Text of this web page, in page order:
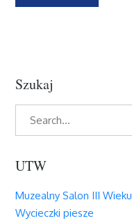
Szukaj
UTW
Muzealny Salon III Wieku
Wycieczki piesze